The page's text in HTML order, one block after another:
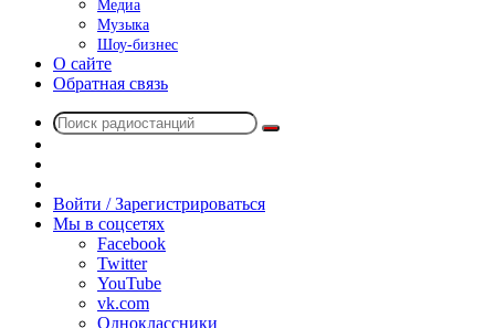
Медиа
Музыка
Шоу-бизнес
О сайте
Обратная связь
Поиск
радио
Войти / Зарегистрироваться
Мы в соцсетях
Facebook
Twitter
YouTube
vk.com
Одноклассники